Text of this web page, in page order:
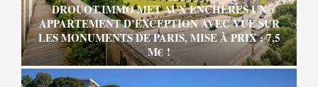
DROUOT.IMMO MET AUX ENCHÈRES UN
APPARTEMENT D’EXCEPTION AVEC VUE SUR
LES MONUMENTS DE PARIS, MISE À PRIX : 7,5
M€ !